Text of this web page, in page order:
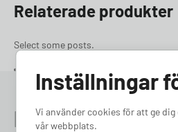
Relaterade produkter
Select some posts.
Prata med en
Inställningar
Vi använder cookies för att ge dig
vår webbplats.